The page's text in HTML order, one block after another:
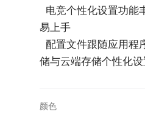
易上手
储与云端存储个性化设
颜色